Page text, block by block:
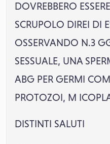
DOVREBBERO
SCRUPOLO DIREI DI
OSSERVANDO N.3
SESSUALE, UNA
ABG PER GERMI
PROTOZOI, M
DISTINTI SALUTI